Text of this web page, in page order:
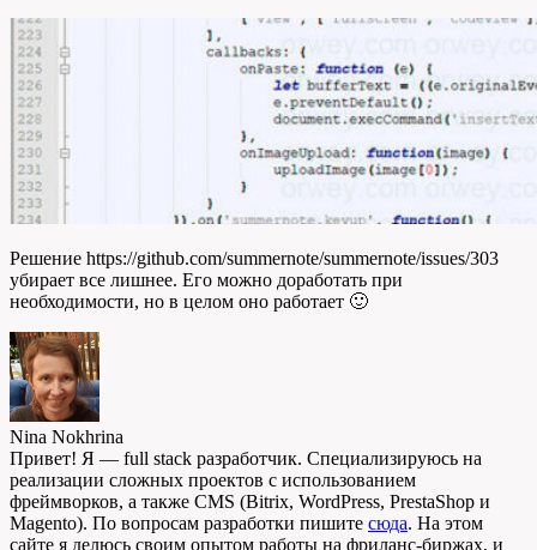
Решение https://github.com/summernote/summernote/issues/303
убирает все лишнее. Его можно доработать при
необходимости, но в целом оно работает 🙂
Nina Nokhrina
Привет! Я — full stack разработчик. Специализируюсь на
реализации сложных проектов с использованием
фреймворков, а также CMS (Bitrix, WordPress, PrestaShop и
Magento). По вопросам разработки пишите сюда. На этом
сайте я делюсь своим опытом работы на фриланс-биржах, и